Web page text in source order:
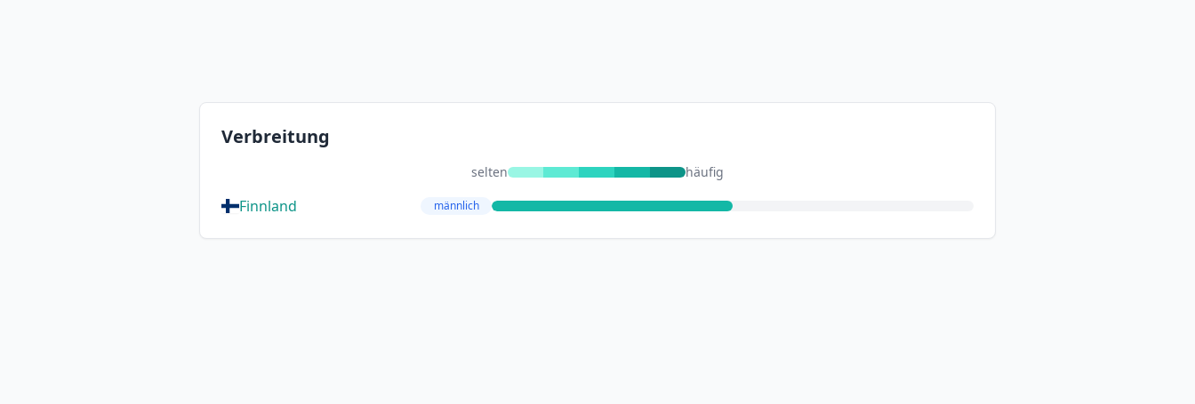
Verbreitung
selten häufig
Finnland männlich